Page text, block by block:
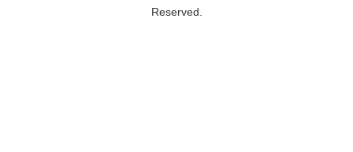
Reserved.